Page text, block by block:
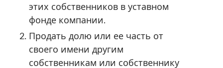
этих собственников в уставном
фонде компании.
Продать долю или ее часть от
своего имени другим
собственникам или собственнику